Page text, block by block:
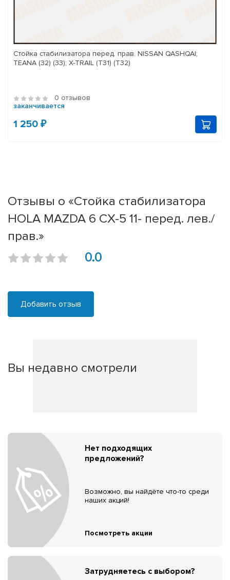
Стойка стабилизатора перед. прав. NISSAN QASHQAI;
TEANA (32) (33); X-TRAIL (T31) (T32)
0 отзывов
заканчивается
1 250 ₽
Отзывы о «Стойка стабилизатора
HOLA MAZDA 6 CX-5 11- перед. лев./
прав.»
0.0
Добавить отзыв
Вы недавно смотрели
Нет подходящих
предложений?
Возможно, вы найдёте что-то среди
наших акций!
Посмотреть акции
Затрудняетесь с выбором?